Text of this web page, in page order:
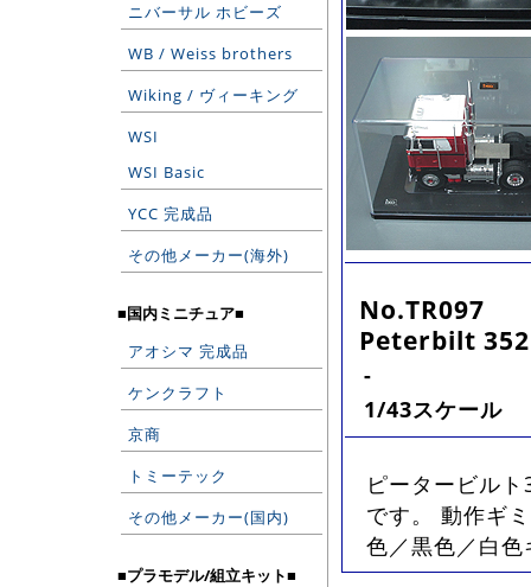
ニバーサル ホビーズ
WB / Weiss brothers
Wiking / ヴィーキング
WSI
WSI Basic
YCC 完成品
その他メーカー(海外)
■国内ミニチュア■
アオシマ 完成品
ケンクラフト
京商
トミーテック
その他メーカー(国内)
■プラモデル/組立キット■
No.TR097
Peterbilt
-
1/43スケール
ピータービル
です。 動作ギ
色／黒色／白